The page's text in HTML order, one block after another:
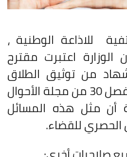
للاذاعة الوطنية ،
الوزارة اعتبرت مقترح
من توثيق الطلاق
الرضائي مخالفًا للفصل 30 من مجلة الأحوال
أن مثل هذه المسائل
للقضاء.